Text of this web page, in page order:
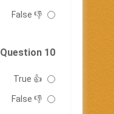
👎 False
Question 10 🏮
👍 True
👎 False